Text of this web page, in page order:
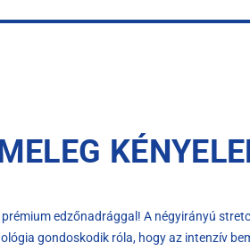
edzőnadrággal! A négyirányú
gondoskodik róla, hogy az intenzív